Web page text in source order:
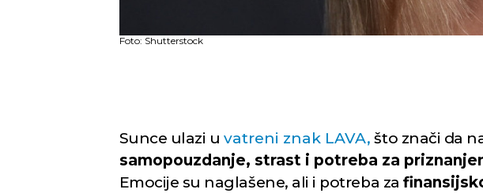
Foto: Shutterstock
Sunce ulazi u vatreni znak LAVA, što znači da
samopouzdanje, strast i potreba za
Emocije su naglašene, ali i potreba za